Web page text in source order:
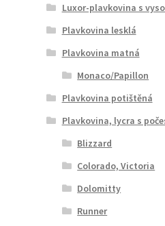
Luxor-plavkovina s
Plavkovina lesklá
Plavkovina matná
Monaco/Papillon
Plavkovina potištěná
Plavkovina, lycra s
Blizzard
Colorado, Victoria
Dolomitty
Runner